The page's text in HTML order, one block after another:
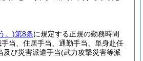
。)第8条に規定する正規の勤務時間
当、住居手当、通勤手当、単身赴任
及び災害派遣手当(武力攻撃災害等派